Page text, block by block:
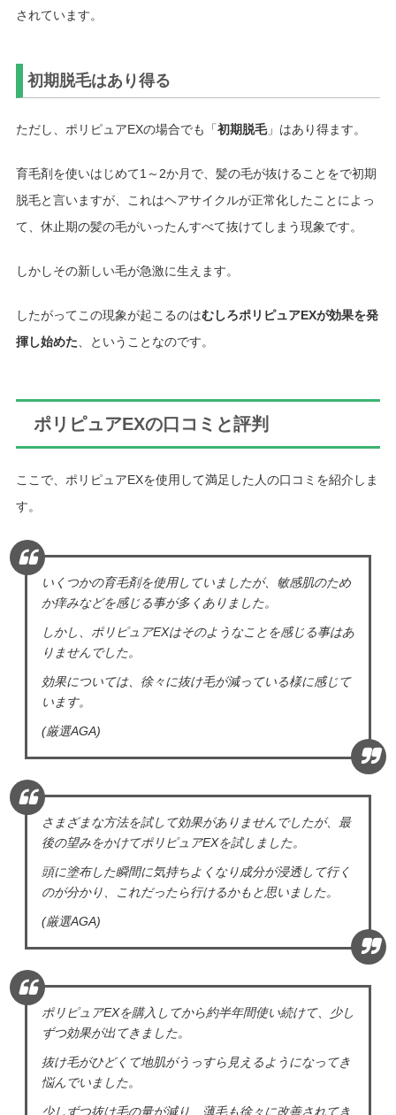
されています。
初期脱毛はあり得る
ただし、ポリピュアEXの場合でも「初期脱毛」はあり得ます。
育毛剤を使いはじめて1～2か月で、髪の毛が抜けることをで初期
脱毛と言いますが、これはヘアサイクルが正常化したことによっ
て、休止期の髪の毛がいったんすべて抜けてしまう現象です。
しかしその新しい毛が急激に生えます。
したがってこの現象が起こるのはむしろポリピュアEXが効果を発
揮し始めた 、ということなのです。
ポリピュアEXの口コミと評判
ここで、ポリピュアEXを使用して満足した人の口コミを紹介しま
す。
いくつかの育毛剤を使用していましたが、敏感肌のため
か痒みなどを感じる事が多くありました。
しかし、ポリピュアEXはそのようなことを感じる事はあ
りませんでした。
効果については、徐々に抜け毛が減っている様に感じて
います。
(厳選AGA)
さまざまな方法を試して効果がありませんでしたが、最
後の望みをかけてポリピュアEXを試しました。
頭に塗布した瞬間に気持ちよくなり成分が浸透して行く
のが分かり、これだったら行けるかもと思いました。
(厳選AGA)
ポリピュアEXを購入してから約半年間使い続けて、少し
ずつ効果が出てきました。
抜け毛がひどくて地肌がうっすら見えるようになってき
悩んでいました。
少しずつ抜け毛の量が減り、薄毛も徐々に改善されてき